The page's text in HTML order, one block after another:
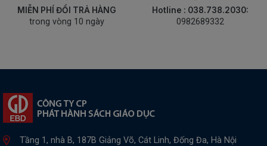
MIỄN PHÍ ĐỔI TRẢ HÀNG
trong vòng 10 ngày
Hotline : 038.738.2030:
0982689332
Tầng 1, nhà B, 187B Giảng Võ, Cát Linh, Đống Đa, Hà Nội